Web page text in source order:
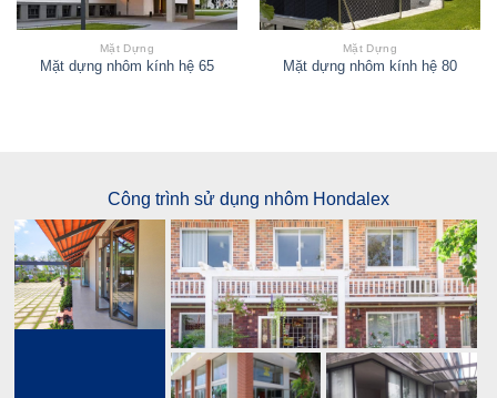
Mặt Dựng
Mặt dựng nhôm kính hệ 65
Mặt Dựng
Mặt dựng nhôm kính hệ 80
Công trình sử dụng nhôm Hondalex